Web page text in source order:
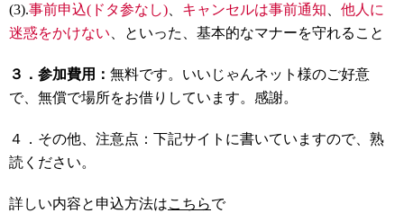
(3).事前申込(ドタ参なし) キャンセルは事前通知
他人に
迷惑をかけない 、といった、基本的なマナーを守れること
３．参加費用： 無料です。いいじゃんネット様のご好意
で、無償で場所をお借りしています。感謝。
４．その他、注意点：下記サイトに書いていますので、熟
読ください。
詳しい内容と申込方法はこちらで